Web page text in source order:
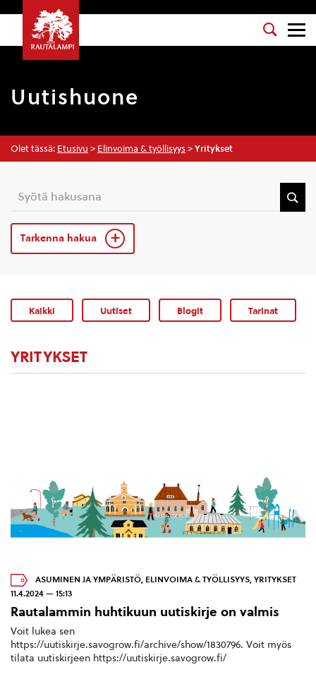
Uutishuone
Olet tässä: Etusivu > Elinvoima & työllisyys > Yritykset
Tarkenna hakua
Kaikki Uutiset Blogit Tarinat
YRITYKSET
ASUMINEN JA YMPÄRISTÖ, ELINVOIMA & TYÖLLISYYS, YRITYKSET
11.4.2024 — 15:13
Rautalammin huhtikuun uutiskirje on valmis
Voit lukea sen
https://uutiskirje.savogrow.fi/archive/show/1830796. Voit myös
tilata uutiskirjeen https://uutiskirje.savogrow.fi/